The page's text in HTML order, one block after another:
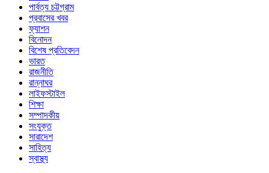
পার্বত্য চট্টগ্রাম
প্রবাসের খবর
ফ্যাশন
বিনোদন
বিশেষ প্রতিবেদন
ভারত
রাজনীতি
রান্নাঘর
লাইফস্টাইল
শিক্ষা
সম্পাদকীয়
সংযুক্ত
সারাদেশ
সাহিত্য
স্বাস্থ্য